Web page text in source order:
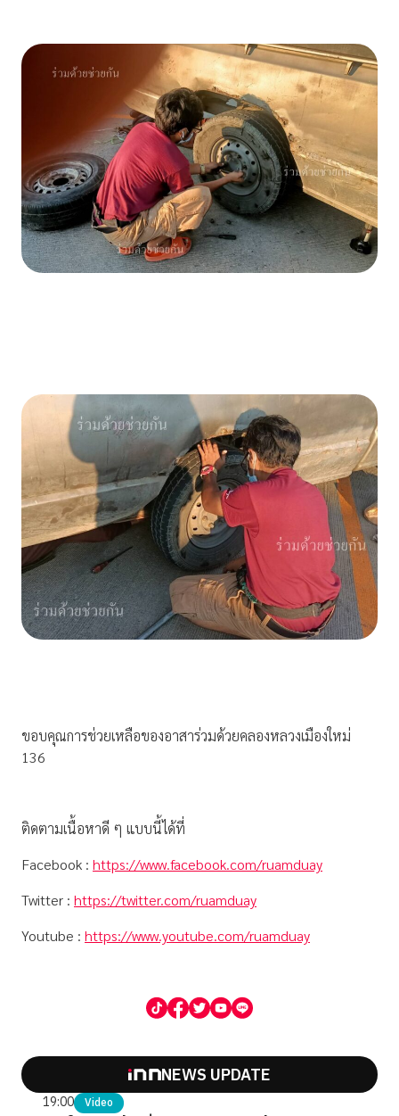
ขอบคุณการช่วยเหลือของอาสาร่วมด้วยคลองหลวงเมืองใหม่
136
ติดตามเนื้อหาดี ๆ แบบนี้ได้ที่
Facebook : https://www.facebook.com/ruamduay
Twitter : https://twitter.com/ruamduay
Youtube : https://www.youtube.com/ruamduay
NEWS UPDATE
19:00 Video